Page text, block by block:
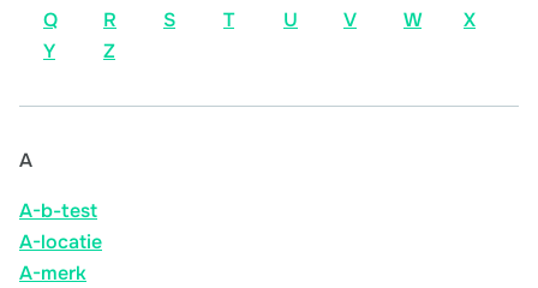
Q
R S T U V W
X
Y
Z
A
A-b-test
A-locatie
A-merk